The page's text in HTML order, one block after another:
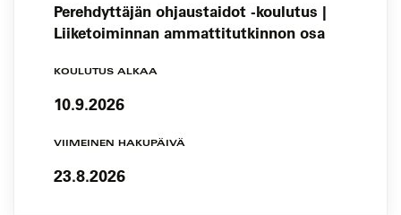
Perehdyttäjän ohjaustaidot -koulutus |
Liiketoiminnan ammattitutkinnon osa
KOULUTUS ALKAA
10.9.2026
VIIMEINEN HAKUPÄIVÄ
23.8.2026